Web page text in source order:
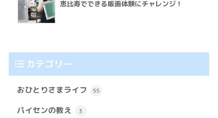
恵比寿でできる版画体験にチャレンジ！
カテゴリー
おひとりさまライフ 55
パイセンの教え 3